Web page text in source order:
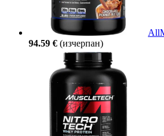
94.59 € (изчерпан)